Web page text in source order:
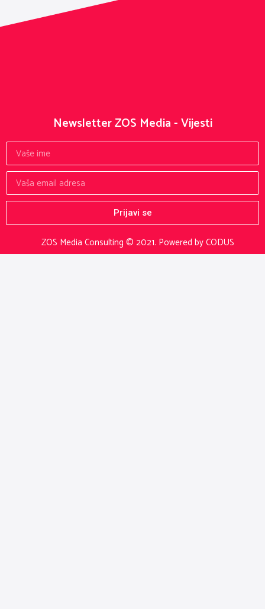
ZOS Media Consulting © 2021. Powered by CODUS
Newsletter ZOS Media - Vijesti
Prijavi se